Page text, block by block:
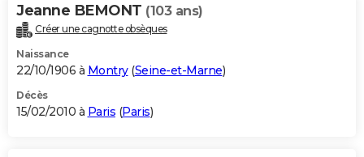
Jeanne BEMONT (103 ans)
Créer une cagnotte obsèques
Naissance
22/10/1906 à Montry(Seine-et-Marne)
Décès
15/02/2010 à Paris (Paris)